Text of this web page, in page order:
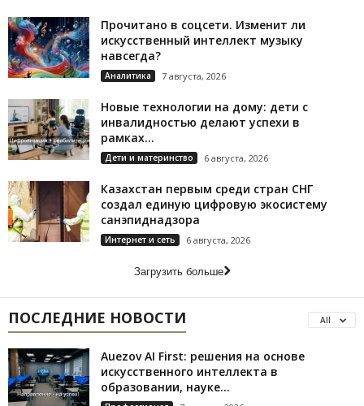
Прочитано в соцсети. Изменит ли
искусственный интеллект музыку
навсегда?
Аналитика 7 августа, 2026
Новые технологии на дому: дети с
инвалидностью делают успехи в
рамках...
Дети и материнство 6 августа, 2026
Казахстан первым среди стран СНГ
создал единую цифровую экосистему
санэпиднадзора
Интернет и сеть 6 августа, 2026
Загрузить больше
ПОСЛЕДНИЕ НОВОСТИ All
Auezov AI First: решения на основе
искусственного интеллекта в
образовании, науке...